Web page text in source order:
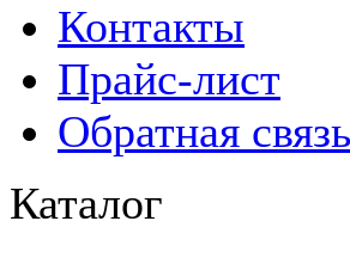
Контакты
Прайс-лист
Обратная связь
Каталог